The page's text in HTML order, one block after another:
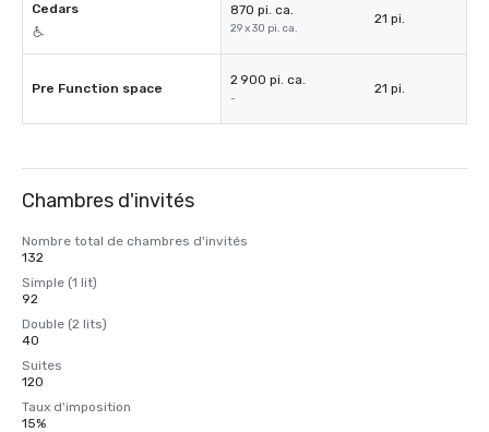
Cedars 870 pi. ca.
29 x 30 pi. ca.
21 pi.
Pre Function space
2 900 pi. ca.
-
21 pi.
Chambres d'invités
Nombre total de chambres d'invités
132
Simple (1 lit)
92
Double (2 lits)
40
Suites
120
Taux d'imposition
15%